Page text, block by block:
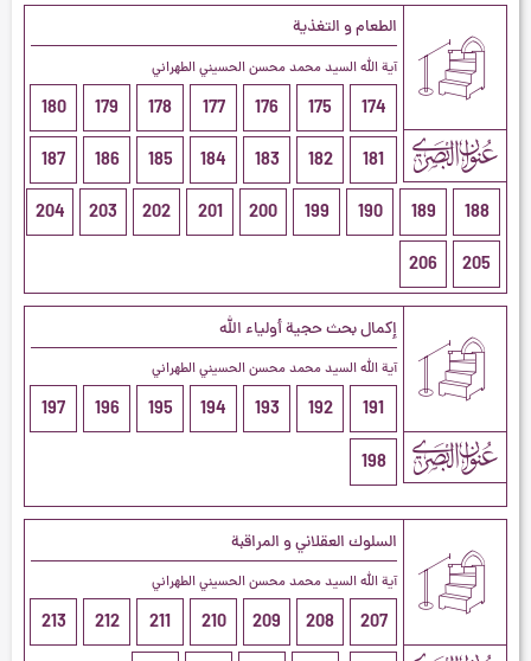
الطعام و التغذية
آية الله السيد محمد محسن الحسيني الطهراني
174
175
176
177
178
179
180
181
182
183
184
185
186
187
188
189
190
199
200
201
202
203
204
205
206
إكمال بحث حجية أولياء الله
آية الله السيد محمد محسن الحسيني الطهراني
191
192
193
194
195
196
197
198
السلوك العقلاني و المراقبة
آية الله السيد محمد محسن الحسيني الطهراني
207
208
209
210
211
212
213